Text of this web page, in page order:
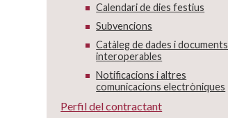
Calendari de dies festius
Subvencions
Catàleg de dades i documents
interoperables
Notificacions i altres
comunicacions electròniques
Perfil del contractant